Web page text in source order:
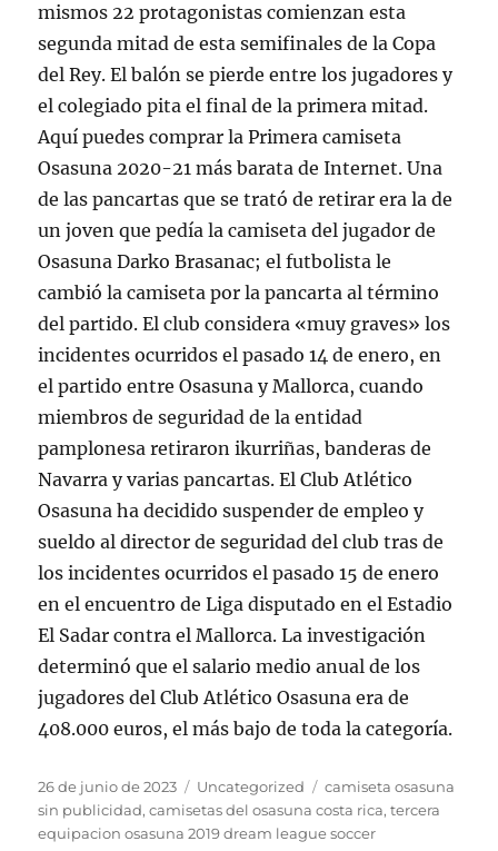
mismos 22 protagonistas comienzan esta
segunda mitad de esta semifinales de la Copa
del Rey. El balón se pierde entre los jugadores y
el colegiado pita el final de la primera mitad.
Aquí puedes comprar la Primera camiseta
Osasuna 2020-21 más barata de Internet. Una
de las pancartas que se trató de retirar era la de
un joven que pedía la camiseta del jugador de
Osasuna Darko Brasanac; el futbolista le
cambió la camiseta por la pancarta al término
del partido. El club considera «muy graves» los
incidentes ocurridos el pasado 14 de enero, en
el partido entre Osasuna y Mallorca, cuando
miembros de seguridad de la entidad
pamplonesa retiraron ikurriñas, banderas de
Navarra y varias pancartas. El Club Atlético
Osasuna ha decidido suspender de empleo y
sueldo al director de seguridad del club tras de
los incidentes ocurridos el pasado 15 de enero
en el encuentro de Liga disputado en el Estadio
El Sadar contra el Mallorca. La investigación
determinó que el salario medio anual de los
jugadores del Club Atlético Osasuna era de
408.000 euros, el más bajo de toda la categoría.
Publicado
el
26 de junio de 2023 Categorías
Uncategorized Etiquetas
camiseta osasuna
sin publicidad,camisetas del osasuna costa rica,tercera
equipacion osasuna 2019 dream league soccer